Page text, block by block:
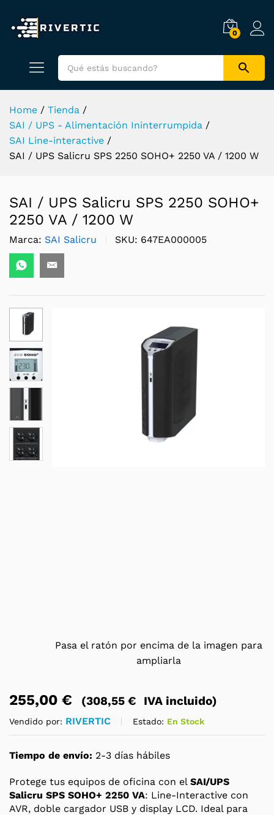
0
Home / Tienda /
SAI / UPS - Alimentación Ininterrumpida /
SAI Line-interactive /
SAI / UPS Salicru SPS 2250 SOHO+ 2250 VA / 1200 W
SAI / UPS Salicru SPS 2250 SOHO+
2250 VA / 1200 W
Marca: SAI Salicru SKU: 647EA000005
Pasa el ratón por encima de la imagen para
ampliarla
255,00 € (308,55 € IVA incluido)
Vendido por: RIVERTIC Estado: En Stock
Tiempo de envío: 2-3 días hábiles
Protege tus equipos de oficina con el SAI/UPS
Salicru SPS SOHO+ 2250 VA: Line-Interactive con
AVR, doble cargador USB y display LCD. Ideal para